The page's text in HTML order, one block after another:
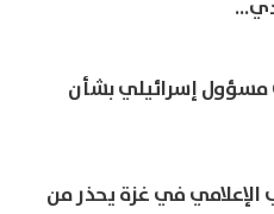
إسرائيلي بشأن
في غزة يحذر من